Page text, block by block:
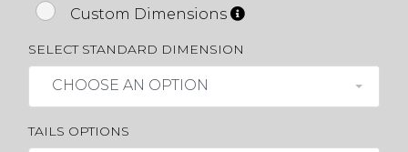
Custom Dimensions
SELECT STANDARD DIMENSION
CHOOSE AN OPTION
TAILS OPTIONS